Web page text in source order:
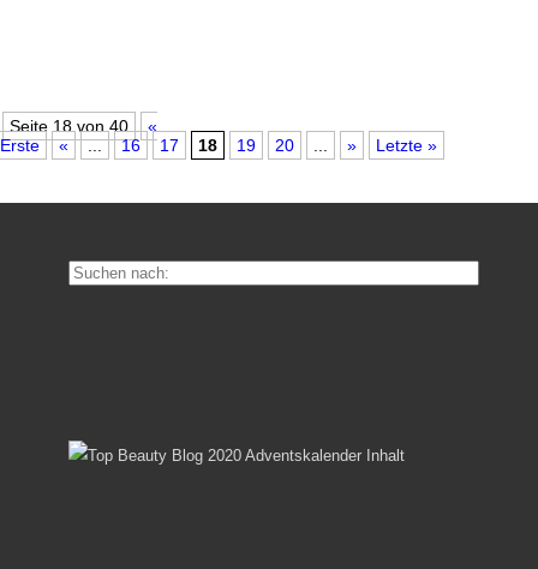
Seite 18 von 40
«
Erste
« ... 16 17 18 19 20 » Letzte »